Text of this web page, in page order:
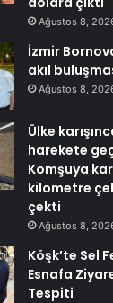
Ağustos 8,
İzmir
akıl
Ağustos 8,
Ülke
harekete
Komşuya
kilometre
çekti
Ağustos 8,
Köşk’te Sel
Esnafa
Tespiti